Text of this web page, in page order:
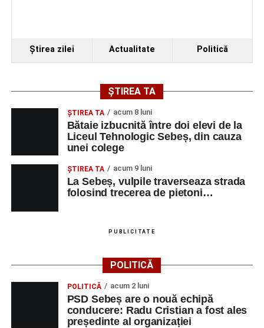
Spectacol de vals și tango „Armonii în
pași de dans”
Napoca).
AcompaniazăCluj Tango Orchestra:
Irina Indrei – pian
Robert Indrei – bandoneon
Milena Vădan – vioară
Emanuel Elcean – contrabas
Adrian Lup – violoncel
Vlad Dordea.
Piața Primăriei
Orele 17.00–20.00– Punct oficial de înscrieri și informații
Ştirea zilei Actualitate Politică
ȘTIREA TA
ŞTIREA TA acum 8 luni
Bătaie izbucnită între doi elevi de la
Liceul Tehnologic Sebeș, din cauza
unei colege
ŞTIREA TA acum 9 luni
La Sebeș, vulpile traverseaza strada
folosind trecerea de pietoni…
PUBLICITATE
POLITICĂ
POLITICĂ acum 2 luni
PSD Sebeș are o nouă echipă
conducere: Radu Cristian a fost ales
președinte al organizației